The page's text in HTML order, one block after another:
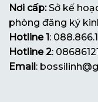
Nơi cấp:Sở kế
phòng đăng ký
Hotline 1 :
Hotline 2:
Email :